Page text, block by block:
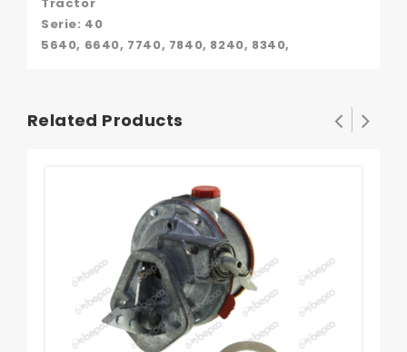
Tractor
Serie: 40
5640, 6640, 7740, 7840, 8240, 8340,
Related Products